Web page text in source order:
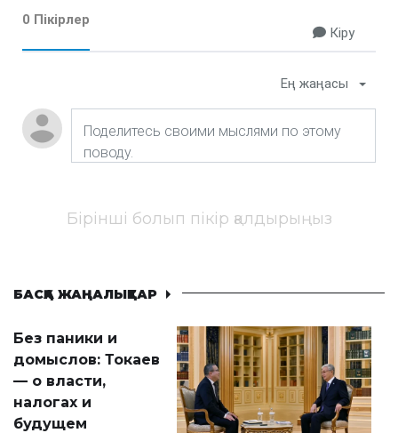
0 Пікірлер
Кіру
Ең жаңасы
Бірінші болып пікір қалдырыңыз
БАСҚА ЖАҢАЛЫҚТАР
Без паники и
домыслов: Токаев
— о власти,
налогах и
будущем